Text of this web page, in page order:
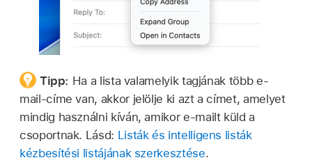
Tipp: Ha a lista valamelyik tagjának több e-
mail-címe van, akkor jelölje ki azt a címet, amelyet
mindig használni kíván, amikor e-mailt küld a
csoportnak. Lásd: Listák és intelligens listák
kézbesítési listájának szerkesztése.